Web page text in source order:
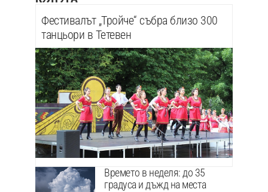
Фестивалът „Тройче“ събра близо 300
танцьори в Тетевен
Времето в неделя: до 35
градуса и дъжд на места